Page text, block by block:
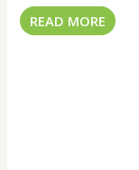
READ MORE